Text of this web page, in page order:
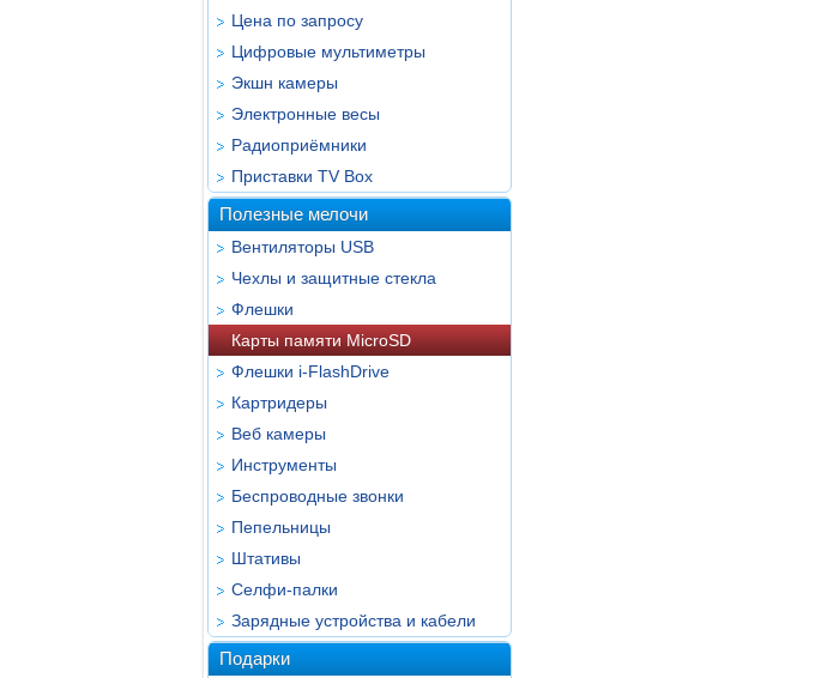
Цена по запросу
Цифровые мультиметры
Экшн камеры
Электронные весы
Радиоприёмники
Приставки TV Box
Полезные мелочи
Вентиляторы USB
Чехлы и защитные стекла
Флешки
Карты памяти MicroSD
Флешки i-FlashDrive
Картридеры
Веб камеры
Инструменты
Беспроводные звонки
Пепельницы
Штативы
Селфи-палки
Зарядные устройства и кабели
Подарки